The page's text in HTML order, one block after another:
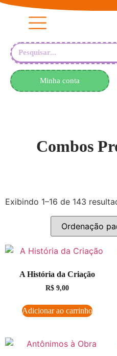
Minha conta
Combos
Exibindo 1–16 de 143
A História da Criação
R$ 9,00
Adicionar ao carrinho